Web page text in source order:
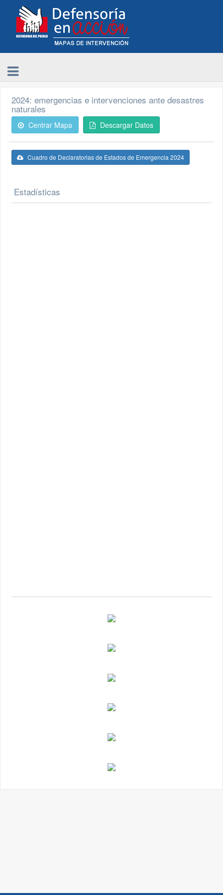
2024: emergencias e intervenciones ante desastres
naturales
Centrar Mapa Descargar Datos
Cuadro de Declaratorias de Estados de Emergencia 2024
Estadísticas